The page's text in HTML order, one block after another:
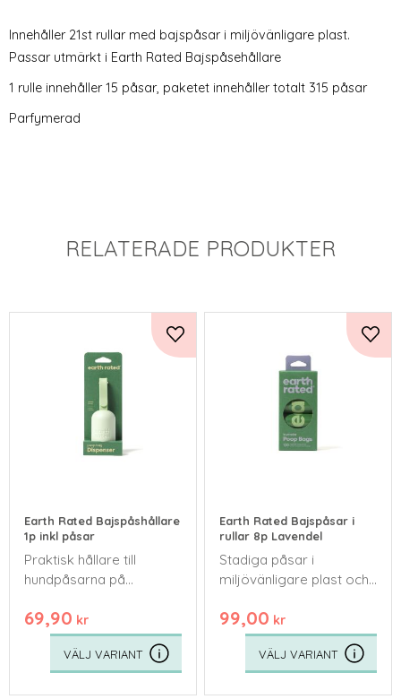
Innehåller 21st rullar med bajspåsar i miljövänligare plast.
Passar utmärkt i Earth Rated Bajspåsehållare
1 rulle innehåller 15 påsar, paketet innehåller totalt 315 påsar
Parfymerad
RELATERADE PRODUKTER
Earth Rated Bajspåshållare
1p inkl påsar
Praktisk hållare till
hundpåsarna på
69,90 kr
Lägg till i favoriter
Earth Rated Bajspåsar i
rullar 8p Lavendel
Stadiga påsar i
miljövänligare plast och
lavendel (Obs! gäller
oanvänd påse!)
99,00 kr